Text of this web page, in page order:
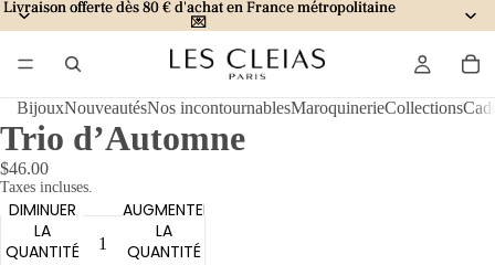
Livraison offerte dès 80 € d'achat en France métropolitaine
💌
Livraison offerte dès 80 € d'achat en France métropolitaine
💌
BijouxNouveautésNos incontournablesMaroquinerieCollections
Trio d’Automne
$46.00
Taxes incluses.
DIMINUER
LA
QUANTITÉ
AUGMENTER
LA
QUANTITÉ